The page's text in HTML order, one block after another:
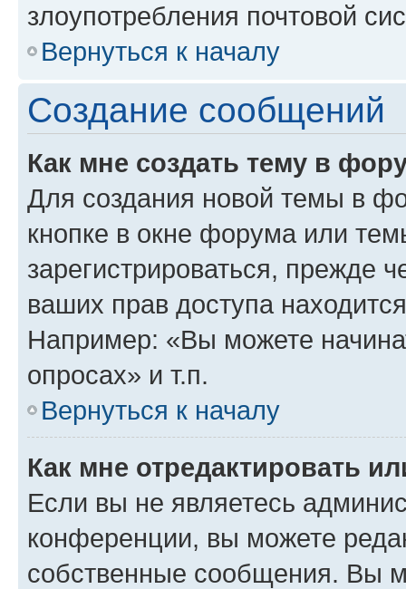
злоупотребления почтовой
Вернуться к началу
Создание сообщений
Как мне создать тему в
Для создания новой темы в
кнопке в окне форума или
зарегистрироваться, прежде
ваших прав доступа
Например: «Вы можете
опросах» и т.п.
Вернуться к началу
Как мне отредактировать
Если вы не являетесь
конференции, вы можете
собственные сообщения. Вы